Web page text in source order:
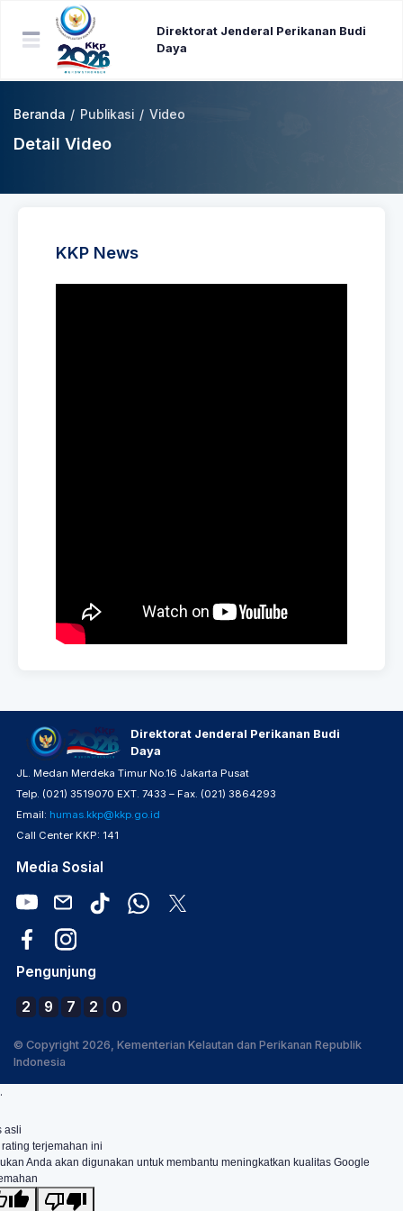
Direktorat Jenderal Perikanan Budi
Daya
Beranda / Publikasi / Video
Detail Video
KKP News
Direktorat Jenderal Perikanan Budi
Daya
JL. Medan Merdeka Timur No.16 Jakarta Pusat
Telp. (021) 3519070 EXT. 7433 – Fax. (021) 3864293
Email: humas.kkp@kkp.go.id
Call Center KKP: 141
Media Sosial
Pengunjung
2 9 7 2 0
© Copyright 2026, Kementerian Kelautan dan Perikanan Republik
Indonesia
.
asli
terjemahan ini
Anda akan digunakan untuk membantu meningkatkan kualitas Google